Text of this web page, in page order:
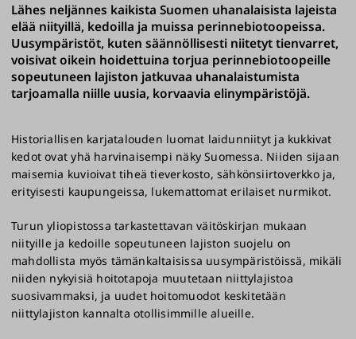
Lähes neljännes kaikista Suomen uhanalaisista lajeista
elää niityillä, kedoilla ja muissa perinnebiotoopeissa.
Uusympäristöt, kuten säännöllisesti niitetyt tienvarret,
voisivat oikein hoidettuina torjua perinnebiotoopeille
sopeutuneen lajiston jatkuvaa uhanalaistumista
tarjoamalla niille uusia, korvaavia elinympäristöjä.
Historiallisen karjatalouden luomat laidunniityt ja kukkivat
kedot ovat yhä harvinaisempi näky Suomessa. Niiden sijaan
maisemia kuvioivat tiheä tieverkosto, sähkönsiirtoverkko ja,
erityisesti kaupungeissa, lukemattomat erilaiset nurmikot.
Turun yliopistossa tarkastettavan väitöskirjan mukaan
niityille ja kedoille sopeutuneen lajiston suojelu on
mahdollista myös tämänkaltaisissa uusympäristöissä, mikäli
niiden nykyisiä hoitotapoja muutetaan niittylajistoa
suosivammaksi, ja uudet hoitomuodot keskitetään
niittylajiston kannalta otollisimmille alueille.